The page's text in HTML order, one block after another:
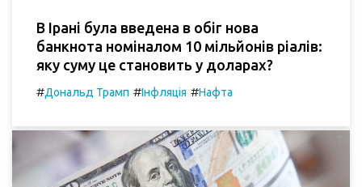
В Ірані була введена в обіг нова
банкнота номіналом 10 мільйонів ріалів:
яку суму це становить у доларах?
#Дональд Трамп #Інфляція #Нафта